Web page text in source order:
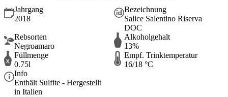
Jahrgang
2018
Bezeichnung
Salice Salentino Riserva
DOC
Rebsorten
Negroamaro
Alkoholgehalt
13%
Füllmenge
0.75l
Empf. Trinktemperatur
16/18 °C
Info
Enthält Sulfite - Hergestellt
in Italien